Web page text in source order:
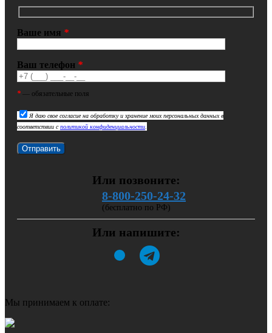
Ваше имя *
Ваш телефон *
* — обязательные поля
Я даю свое согласие на обработку и хранение моих персональных данных в
соответствии сполитикой конфиденциальности.
Или позвоните:
8-800-250-24-32
(бесплатно по РФ)
Или напишите:
Мы принимаем к оплате: